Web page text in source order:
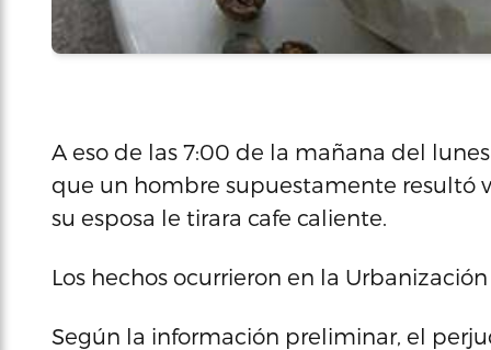
A eso de las 7:00 de la mañana del
que un hombre supuestamente resultó
su esposa le tirara cafe caliente.
Los hechos ocurrieron en la
Según la información preliminar, el